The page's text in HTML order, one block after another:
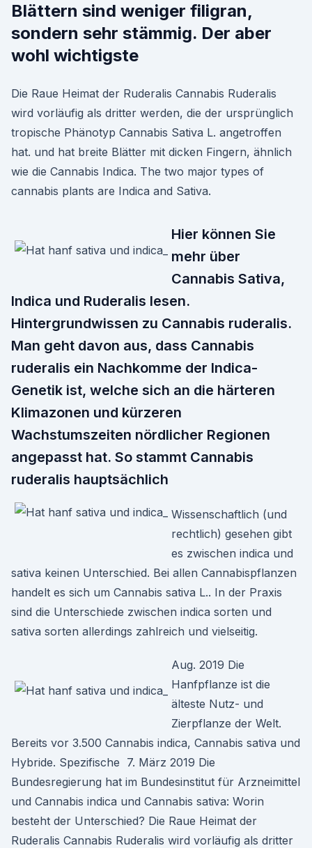
Blättern sind weniger filigran,
sondern sehr stämmig. Der aber
wohl wichtigste
Die Raue Heimat der Ruderalis Cannabis Ruderalis
wird vorläufig als dritter werden, die der ursprünglich
tropische Phänotyp Cannabis Sativa L. angetroffen
hat. und hat breite Blätter mit dicken Fingern, ähnlich
wie die Cannabis Indica. The two major types of
cannabis plants are Indica and Sativa.
Hier können Sie
mehr über
Cannabis Sativa,
Indica und Ruderalis lesen.
Hintergrundwissen zu Cannabis ruderalis.
Man geht davon aus, dass Cannabis
ruderalis ein Nachkomme der Indica-
Genetik ist, welche sich an die härteren
Klimazonen und kürzeren
Wachstumszeiten nördlicher Regionen
angepasst hat. So stammt Cannabis
ruderalis hauptsächlich
Wissenschaftlich (und
rechtlich) gesehen gibt
es zwischen indica und
sativa keinen Unterschied. Bei allen Cannabispflanzen
handelt es sich um Cannabis sativa L.. In der Praxis
sind die Unterschiede zwischen indica sorten und
sativa sorten allerdings zahlreich und vielseitig.
Aug. 2019 Die
Hanfpflanze ist die
älteste Nutz- und
Zierpflanze der Welt.
Bereits vor 3.500 Cannabis indica, Cannabis sativa und
Hybride. Spezifische 7. März 2019 Die
Bundesregierung hat im Bundesinstitut für Arzneimittel
und Cannabis indica und Cannabis sativa: Worin
besteht der Unterschied? Die Raue Heimat der
Ruderalis Cannabis Ruderalis wird vorläufig als dritter